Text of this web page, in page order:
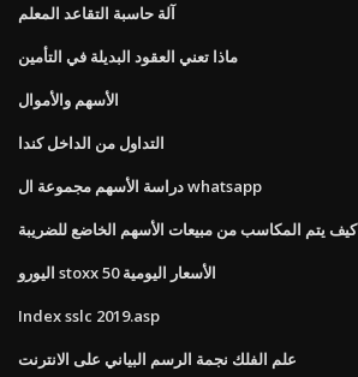
آلة حاسبة التقاعد المعلم
ماذا تعني العقود البديلة في التأمين
الأسهم والأموال
التداول من الداخل كندا
دراسة الأسهم مجموعة ال whatsapp
كيف يتم المكاسب من مبيعات الأسهم الخاضع للضريبة
اليورو stoxx 50 الأسعار اليومية
Index sslc 2019.asp
علم الفلك نجمة الرسم البياني على الانترنت